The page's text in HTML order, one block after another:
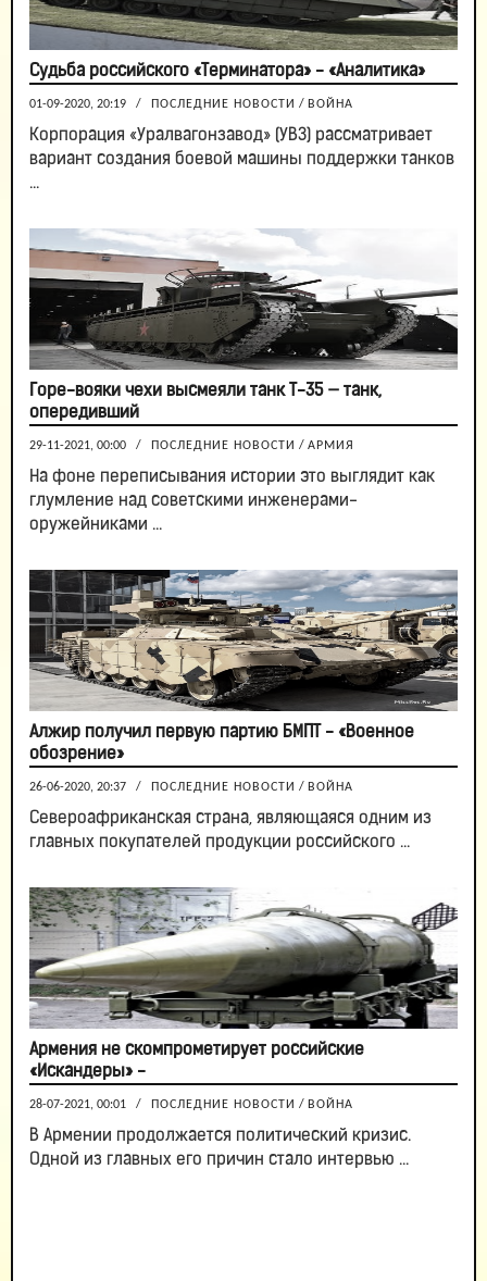
Судьба российского «Терминатора» - «Аналитика»
01-09-2020, 20:19 / ПОСЛЕДНИЕ НОВОСТИ / ВОЙНА
Корпорация «Уралвагонзавод» (УВЗ) рассматривает
вариант создания боевой машины поддержки танков
...
Горе-вояки чехи высмеяли танк Т-35 — танк,
опередивший
29-11-2021, 00:00 / ПОСЛЕДНИЕ НОВОСТИ / АРМИЯ
На фоне переписывания истории это выглядит как
глумление над советскими инженерами-
оружейниками ...
Алжир получил первую партию БМПТ - «Военное
обозрение»
26-06-2020, 20:37 / ПОСЛЕДНИЕ НОВОСТИ / ВОЙНА
Североафриканская страна, являющаяся одним из
главных покупателей продукции российского ...
Армения не скомпрометирует российские
«Искандеры» -
28-07-2021, 00:01 / ПОСЛЕДНИЕ НОВОСТИ / ВОЙНА
В Армении продолжается политический кризис.
Одной из главных его причин стало интервью ...